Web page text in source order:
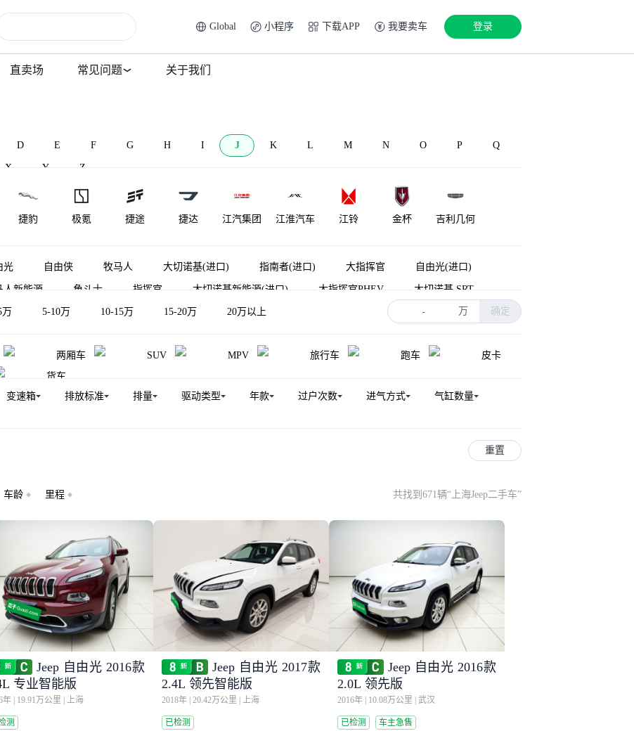
Global 小程序 下载APP 我要卖车 登录
直卖场 常见问题 关于我们
D E F G H I J K L M N O P Q
X Y Z
捷豹 极氪 捷途 捷达 江汽集团 江淮汽车 江铃 金杯 吉利几何
江淮钇为 捷尼赛思 金龙 君马汽车 捷途纵横 极石 钧天 骏驰
光 自由侠 牧马人 大切诺基(进口) 指南者(进口) 大指挥官 自由光(进口)
人新能源 角斗士 指挥官 大切诺基新能源(进口) 大指挥官PHEV 大切诺基 SRT
指挥官经典 指挥官PHEV 自由人 北京JEEP
万 5-10万 10-15万 15-20万 20万以上 - 万 确定
两厢车 SUV MPV 旅行车 跑车
皮卡
货车
变速箱 排放标准 排量 驱动类型 年款 过户次数 进气方式
气缸数量
重置
车龄 里程 共找到671辆“ 上海Jeep二手车”
Jeep 自由光 2016款
专业智能版
年 19.91万公里 上海
测
Jeep 自由光 2017款
2.4L 领先智能版
2018年 20.42万公里 上海
已检测
Jeep 自由光 2016款
2.0L 领先版
2016年 10.08万公里 武汉
已检测 车主急售